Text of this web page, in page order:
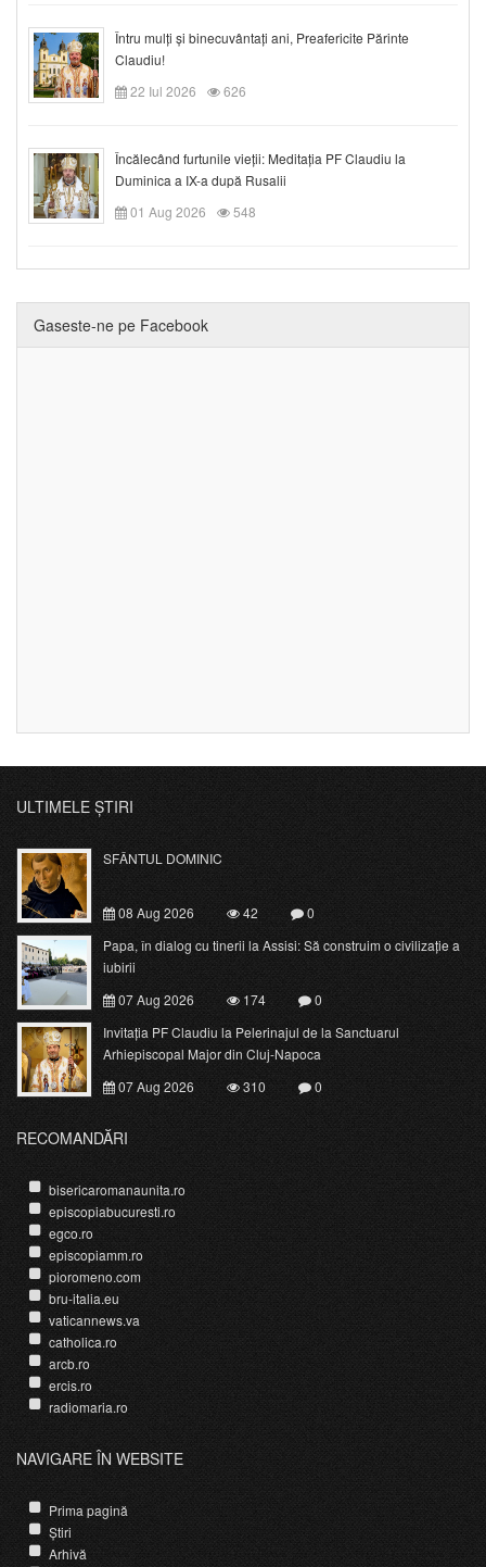
Întru mulți și binecuvântați ani, Preafericite Părinte
Claudiu!
22 Iul 2026
626
Încălecând furtunile vieții: Meditația PF Claudiu la
Duminica a IX-a după Rusalii
01 Aug 2026
548
Gaseste-ne pe Facebook
ULTIMELE ȘTIRI
SFÂNTUL DOMINIC
08 Aug 2026 42
0
Papa, în dialog cu tinerii la Assisi: Să construim o civilizație a
iubirii
07 Aug 2026
174
0
Invitația PF Claudiu la Pelerinajul de la Sanctuarul
Arhiepiscopal Major din Cluj-Napoca
07 Aug 2026
310 0
RECOMANDĂRI
bisericaromanaunita.ro
episcopiabucuresti.ro
egco.ro
episcopiamm.ro
pioromeno.com
bru-italia.eu
vaticannews.va
catholica.ro
arcb.ro
ercis.ro
radiomaria.ro
NAVIGARE ÎN WEBSITE
Prima pagină
Știri
Arhivă